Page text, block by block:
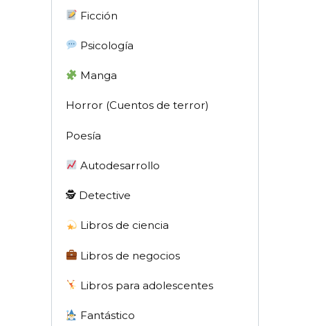
Ficción
Psicología
Manga
Horror (Cuentos de terror)
Poesía
Autodesarrollo
🕵 Detective
Libros de ciencia
Libros de negocios
Libros para adolescentes
Fantástico